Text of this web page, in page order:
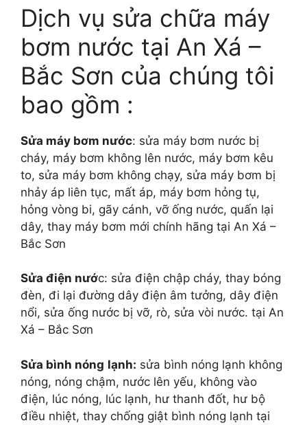
Dịch vụ sửa chữa máy
bơm nước tại An Xá –
Bắc Sơn của chúng tôi
bao gồm :
Sửa máy bơm nước: sửa máy bơm nước bị
cháy, máy bơm không lên nước, máy bơm kêu
to, sửa máy bơm không chạy, sửa máy bơm bị
nhảy áp liên tục, mất áp, máy bơm hỏng tụ,
hỏng vòng bi, gãy cánh, vỡ ống nước, quấn lại
dây, thay máy bơm mới chính hãng tại An Xá –
Bắc Sơn
Sửa điện nước: sửa điện chập cháy, thay bóng
đèn, đi lại đường dây điện âm tưởng, dây điện
nổi, sửa ống nước bị vỡ, rò, sửa vòi nước. tại An
Xá – Bắc Sơn
Sửa bình nóng lạnh: sửa bình nóng lạnh không
nóng, nóng chậm, nước lên yếu, không vào
điện, lúc nóng, lúc lạnh, hư thanh đốt, hư bộ
điều nhiệt, thay chống giật bình nóng lạnh tại